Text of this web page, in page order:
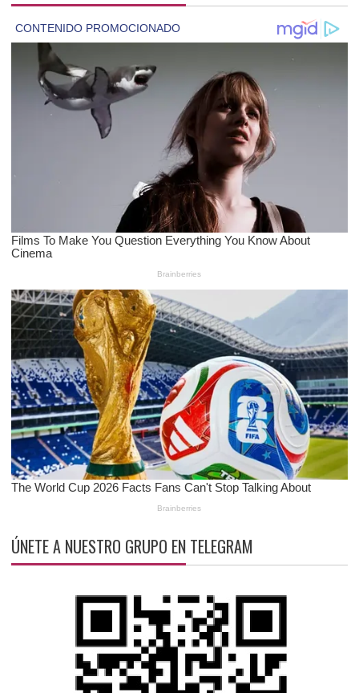
ÚNETE A NUESTRO GRUPO EN TELEGRAM